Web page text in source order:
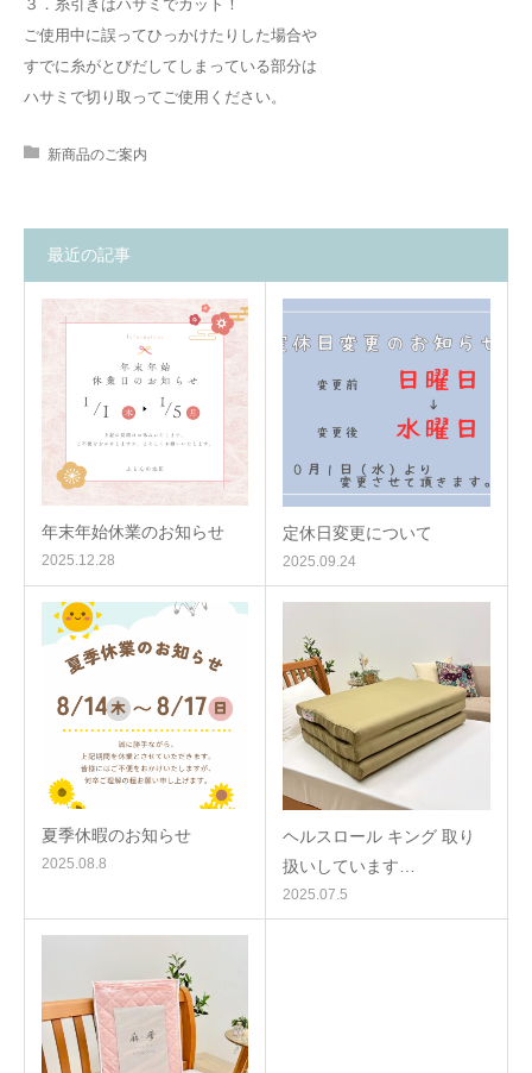
３．糸引きはハサミでカット！
ご使用中に誤ってひっかけたりした場合や
すでに糸がとびだしてしまっている部分は
ハサミで切り取ってご使用ください。
新商品のご案内
最近の記事
年末年始休業のお知らせ
2025.12.28
定休日変更について
2025.09.24
夏季休暇のお知らせ
2025.08.8
ヘルスロール キング 取り
扱いしています…
2025.07.5